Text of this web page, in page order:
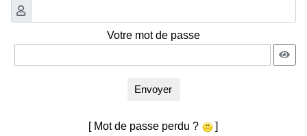
Votre mot de passe
Envoyer
[ Mot de passe perdu ? ]